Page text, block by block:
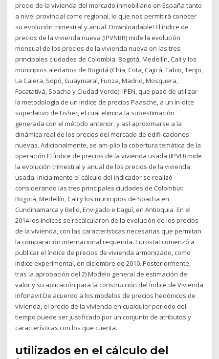
precio de la vivienda del mercado inmobiliario en España tanto
a nivel provincial como regional, lo que nos permitirá conocer
su evolución trimestral y anual. Downloadable! El índice de
precios de la vivienda nueva (IPVNBR) mide la evolución
mensual de los precios de la vivienda nueva en las tres
principales ciudades de Colombia: Bogotá, Medellín, Cali y los
municipios aledaños de Bogotá (Chía, Cota, Cajicá, Tabio, Tenjo,
La Calera, Sopó, Guaymaral, Funza, Madrid, Mosquera,
Facatativá, Soacha y Ciudad Verde). IPEN, que pasó de utilizar
la metodología de un índice de precios Paasche, a un ín-dice
superlativo de Fisher, el cual elimina la subestimación
generada con el método anterior, y así aproximarse a la
dinámica real de los precios del mercado de edifi-caciones
nuevas. Adicionalmente, se am-plio la cobertura temática de la
operación El índice de precios de la vivienda usada (IPVU) mide
la evolución trimestral y anual de los precios de la vivienda
usada. Inicialmente el cálculo del indicador se realizó
considerando las tres principales ciudades de Colombia:
Bogotá, Medellín, Cali y los municipios de Soacha en
Cundinamarca y Bello, Envigado e Itagüí, en Antioquia. En el
2014 los índices se recalcularon de la evolución de los precios
de la vivienda, con las características necesarias que permitan
la comparación internacional requerida. Eurostat comenzó a
publicar el índice de precios de vivienda armonizado, como
índice experimental, en diciembre de 2010. Posteriormente,
tras la aprobación del 2) Modelo general de estimación de
valor y su aplicación para la construcción del Índice de Vivienda
Infonavit De acuerdo a los modelos de precios hedónicos de
vivienda, el precio de la vivienda en cualquier periodo del
tiempo puede ser justificado por un conjunto de atributos y
características con los que cuenta.
utilizados en el cálculo del